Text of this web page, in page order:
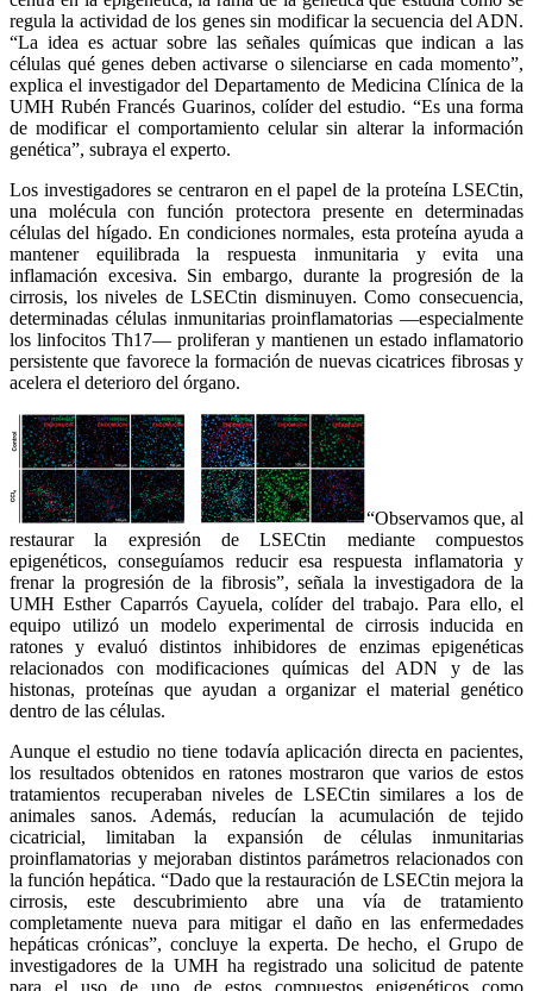
regula la actividad de los genes sin modificar la secuencia del ADN.
“La idea es actuar sobre las señales químicas que indican a las
células qué genes deben activarse o silenciarse en cada momento”,
explica el investigador del Departamento de Medicina Clínica de la
UMH Rubén Francés Guarinos, colíder del estudio. “Es una forma
de modificar el comportamiento celular sin alterar la información
genética”, subraya el experto.
Los investigadores se centraron en el papel de la proteína LSECtin,
una molécula con función protectora presente en determinadas
células del hígado. En condiciones normales, esta proteína ayuda a
mantener equilibrada la respuesta inmunitaria y evita una
inflamación excesiva. Sin embargo, durante la progresión de la
cirrosis, los niveles de LSECtin disminuyen. Como consecuencia,
determinadas células inmunitarias proinflamatorias —especialmente
los linfocitos Th17— proliferan y mantienen un estado inflamatorio
persistente que favorece la formación de nuevas cicatrices fibrosas y
acelera el deterioro del órgano.
“Observamos que, al
restaurar la expresión de LSECtin mediante compuestos
epigenéticos, conseguíamos reducir esa respuesta inflamatoria y
frenar la progresión de la fibrosis”, señala la investigadora de la
UMH Esther Caparrós Cayuela, colíder del trabajo. Para ello, el
equipo utilizó un modelo experimental de cirrosis inducida en
ratones y evaluó distintos inhibidores de enzimas epigenéticas
relacionados con modificaciones químicas del ADN y de las
histonas, proteínas que ayudan a organizar el material genético
dentro de las células.
Aunque el estudio no tiene todavía aplicación directa en pacientes,
los resultados obtenidos en ratones mostraron que varios de estos
tratamientos recuperaban niveles de LSECtin similares a los de
animales sanos. Además, reducían la acumulación de tejido
cicatricial, limitaban la expansión de células inmunitarias
proinflamatorias y mejoraban distintos parámetros relacionados con
la función hepática. “Dado que la restauración de LSECtin mejora la
cirrosis, este descubrimiento abre una vía de tratamiento
completamente nueva para mitigar el daño en las enfermedades
hepáticas crónicas”, concluye la experta. De hecho, el Grupo de
investigadores de la UMH ha registrado una solicitud de patente
para el uso de uno de estos compuestos epigenéticos como